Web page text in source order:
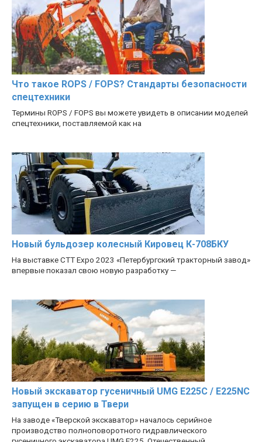
Что такое ROPS / FOPS? Стандарты безопасности
спецтехники
Термины ROPS / FOPS вы можете увидеть в описании моделей
спецтехники, поставляемой как на
Новый бульдозер колесный Кировец К-708БКУ
На выставке CTT Expo 2023 «Петербургский тракторный завод»
впервые показал свою новую разработку —
Новый экскаватор гусеничный UMG E225C / E225NC
запущен в серию в Твери
На заводе «Тверской экскаватор» началось серийное
производство полноповоротного гидравлического